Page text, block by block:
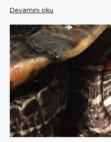
Devamını oku